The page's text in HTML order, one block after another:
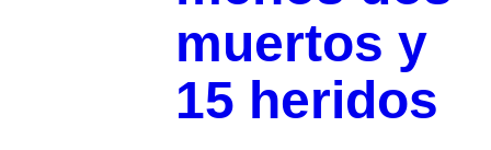
muertos y
15 heridos